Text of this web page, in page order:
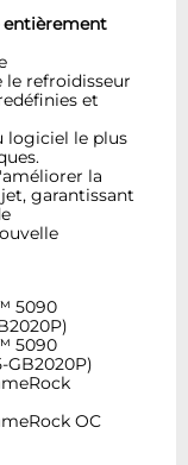
entièrement
le refroidisseur
et
logiciel le plus
la
garantissant
5090
5090
GB2020P)
OC